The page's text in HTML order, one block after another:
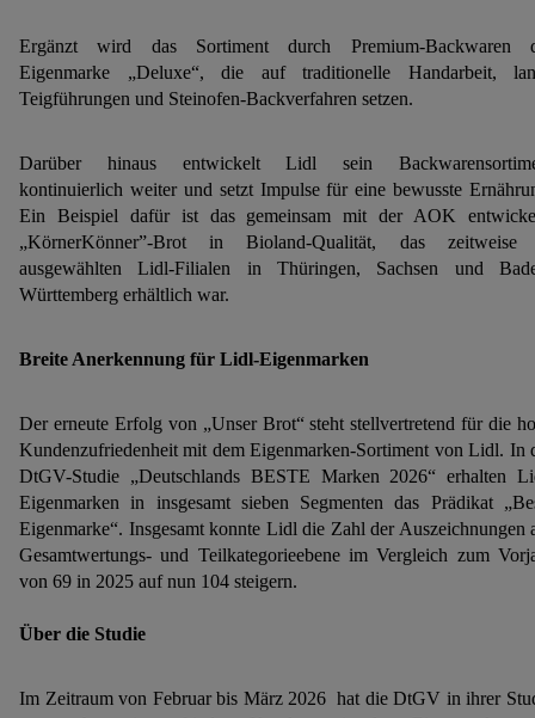
Ergänzt wird das Sortiment durch Premium-Backwaren
Eigenmarke „Deluxe“, die auf traditionelle Handarbeit,
Teigführungen und Steinofen-Backverfahren setzen.
Darüber hinaus entwickelt Lidl sein
kontinuierlich weiter und setzt Impulse für eine bewusste
Ein Beispiel dafür ist das gemeinsam mit der AOK
„KörnerKönner”-Brot in Bioland-Qualität, das
ausgewählten Lidl-Filialen in Thüringen, Sachsen und
Württemberg erhältlich war.
Breite Anerkennung für Lidl-Eigenmarken
Der erneute Erfolg von „Unser Brot“ steht stellvertretend für die
Kundenzufriedenheit mit dem Eigenmarken-Sortiment von Lidl. In
DtGV-Studie „Deutschlands BESTE Marken 2026“ erhalten
Eigenmarken in insgesamt sieben Segmenten das Prädikat
Eigenmarke“. Insgesamt konnte Lidl die Zahl der Auszeichnungen
Gesamtwertungs- und Teilkategorieebene im Vergleich zum
von 69 in 2025 auf nun 104 steigern.
Über die Studie
Im Zeitraum von Februar bis März 2026 hat die DtGV in ihrer